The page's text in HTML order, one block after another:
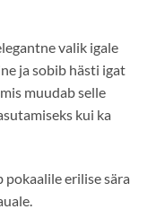
valik igale
ja sobib hästi igat
muudab selle
kui ka
erilise sära